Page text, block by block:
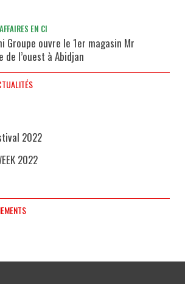
EN CI
Groupe ouvre le 1er magasin Mr
de l’ouest à Abidjan
2022
2022